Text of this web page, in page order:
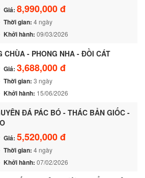
Giá: 8,990,000 đ
Thời gian: 4 ngày
Khởi hành: 09/03/2026
CHÙA - PHONG NHA - ĐỒI CÁT
Giá: 3,688,000 đ
Thời gian: 3 ngày
Khởi hành: 15/06/2026
ĐÁ PÁC BÓ - THÁC BẢN GIỐC -
Giá: 5,520,000 đ
Thời gian: 4 ngày
Khởi hành: 07/02/2026